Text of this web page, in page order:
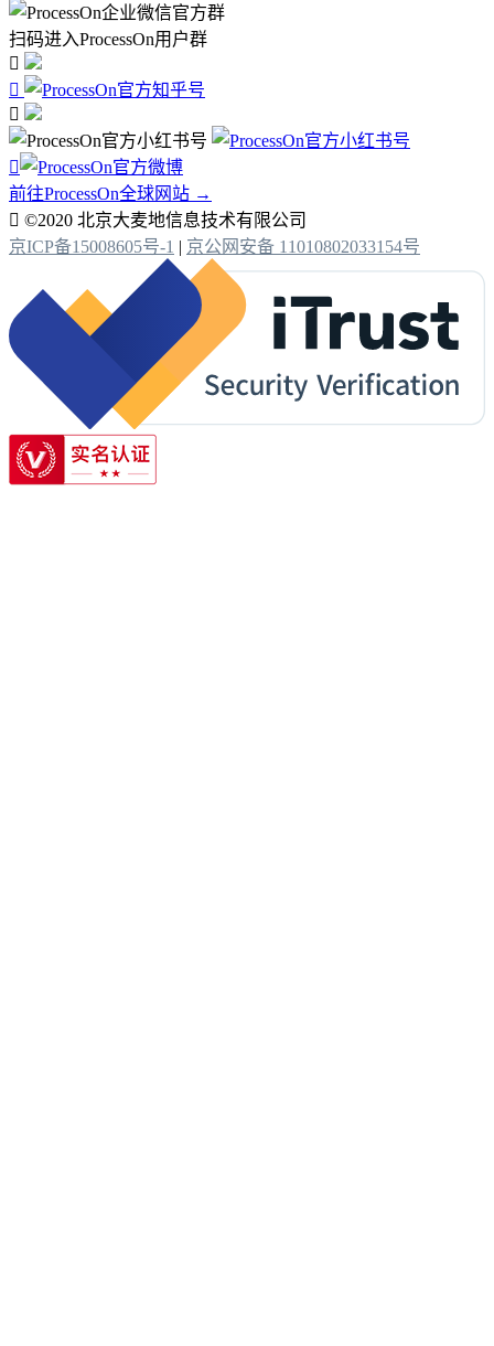
扫码进入ProcessOn用户群




前往ProcessOn全球网站 →
 ©2020 北京大麦地信息技术有限公司
京ICP备15008605号-1 | 京公网安备 11010802033154号